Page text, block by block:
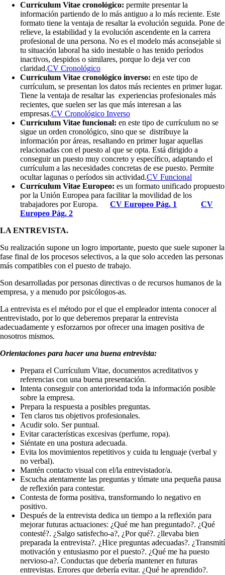
Currículum Vitae cronológico: permite presentar la
información partiendo de lo más antiguo a lo más reciente. Este
formato tiene la ventaja de resaltar la evolución seguida. Pone de
relieve, la estabilidad y la evolución ascendente en la carrera
profesional de una persona. No es el modelo más aconsejable si
tu situación laboral ha sido inestable o has tenido períodos
inactivos, despidos o similares, porque lo deja ver con
claridad.CV Cronológico
Currículum Vitae cronológico inverso: en este tipo de
currículum, se presentan los datos más recientes en primer lugar.
Tiene la ventaja de resaltar las experiencias profesionales más
recientes, que suelen ser las que más interesan a las
empresas.CV Cronológico Inverso
Currículum Vitae funcional: en este tipo de currículum no se
sigue un orden cronológico, sino que se distribuye la
información por áreas, resaltando en primer lugar aquellas
relacionadas con el puesto al que se opta. Está dirigido a
conseguir un puesto muy concreto y específico, adaptando el
currículum a las necesidades concretas de ese puesto. Permite
ocultar lagunas o períodos sin actividad.CV Funcional
Currículum Vitae Europeo: es un formato unificado propuesto
por la Unión Europea para facilitar la movilidad de los
trabajadores por Europa. CV Europeo Pág. 1
CV
Europeo Pág. 2
LA ENTREVISTA.
Su realización supone un logro importante, puesto que suele suponer la
fase final de los procesos selectivos, a la que solo acceden las personas
más compatibles con el puesto de trabajo.
Son desarrolladas por personas directivas o de recursos humanos de la
empresa, y a menudo por psicólogos-as.
La entrevista es el método por el que el empleador intenta conocer al
entrevistado, por lo que deberemos preparar la entrevista
adecuadamente y esforzarnos por ofrecer una imagen positiva de
nosotros mismos.
Orientaciones para hacer una buena entrevista:
Prepara el Currículum Vitae, documentos acreditativos y
referencias con una buena presentación.
Intenta conseguir con anterioridad toda la información posible
sobre la empresa.
Prepara la respuesta a posibles preguntas.
Ten claros tus objetivos profesionales.
Acudir solo. Ser puntual.
Evitar características excesivas (perfume, ropa).
Siéntate en una postura adecuada.
Evita los movimientos repetitivos y cuida tu lenguaje (verbal y
no verbal).
Mantén contacto visual con el/la entrevistador/a.
Escucha atentamente las preguntas y tómate una pequeña pausa
de reflexión para contestar.
Contesta de forma positiva, transformando lo negativo en
positivo.
Después de la entrevista dedica un tiempo a la reflexión para
mejorar futuras actuaciones: ¿Qué me han preguntado?. ¿Qué
contesté?. ¿Salgo satisfecho-a?, ¿Por qué?. ¿llevaba bien
preparada la entrevista?. ¿Hice preguntas adecuadas?. ¿Transmití
motivación y entusiasmo por el puesto?. ¿Qué me ha puesto
nervioso-a?. Conductas que debería mantener en futuras
entrevistas. Errores que debería evitar. ¿Qué he aprendido?.